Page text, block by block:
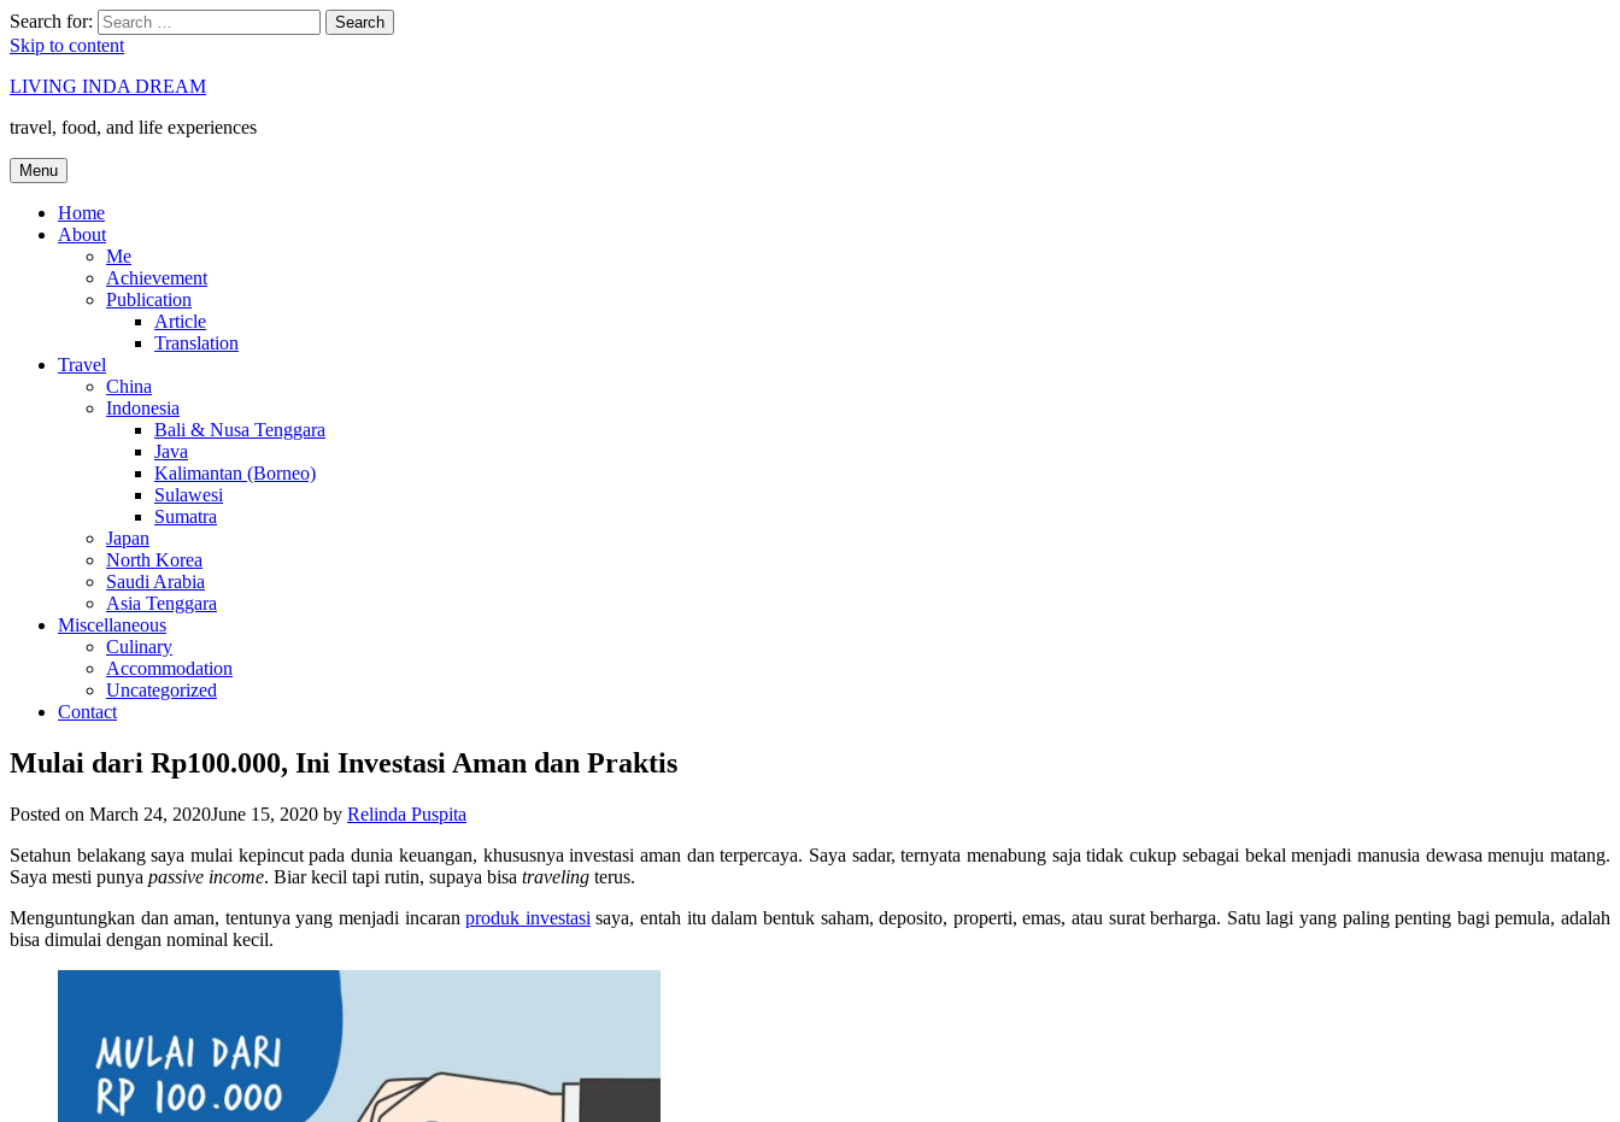
Search for: Search
Skip to content
LIVING INDA DREAM
travel, food, and life experiences
Menu
Home
About
Me
Achievement
Publication
Article
Translation
Travel
China
Indonesia
Bali & Nusa Tenggara
Java
Kalimantan (Borneo)
Sulawesi
Sumatra
Japan
North Korea
Saudi Arabia
Asia Tenggara
Miscellaneous
Culinary
Accommodation
Uncategorized
Contact
Mulai dari Rp100.000, Ini Investasi Aman dan Praktis
Posted on March 24, 2020June 15, 2020 by Relinda Puspita
Setahun belakang saya mulai kepincut pada dunia keuangan, khususnya investasi aman dan terpercaya. Saya sadar, ternyata menabung saja tidak cukup sebagai bekal menjadi manusia dewasa menuju matang.
Saya mesti punya passive income. Biar kecil tapi rutin, supaya bisa traveling terus.
Menguntungkan dan aman, tentunya yang menjadi incaranproduk investasi saya, entah itu dalam bentuk saham, deposito, properti, emas, atau surat berharga. Satu lagi yang paling penting bagi pemula, adalah
bisa dimulai dengan nominal kecil.